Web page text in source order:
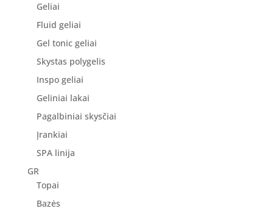
Geliai
Fluid geliai
Gel tonic geliai
Skystas polygelis
Inspo geliai
Geliniai lakai
Pagalbiniai skysčiai
Įrankiai
SPA linija
GR
Topai
Bazės